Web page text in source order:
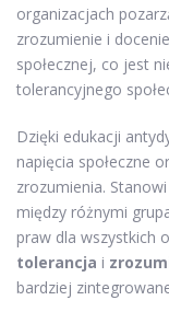
organizacjach
zrozumienie i
społecznej, co jest
tolerancyjnego
Dzięki edukacji
napięcia społeczne
zrozumienia.
między różnymi
praw dla wszystkich
tolerancja i
bardziej